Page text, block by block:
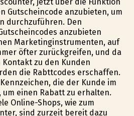
Gutscheincode anzubieten, um
durchzuführen. Den
anzubieten
Marketinginstrumenten, auf
öfter zurückgreifen, und da
zu den Kunden
die Rabttcodes erschaffen.
die der Kunde im
um einen Rabatt zu erhalten.
Online-Shops, wie zum
sind zurzeit bereit dazu